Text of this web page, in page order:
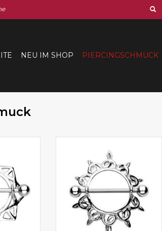
NEU IM SHOP PIERCINGSCHMUCK
Chirurgenstahl